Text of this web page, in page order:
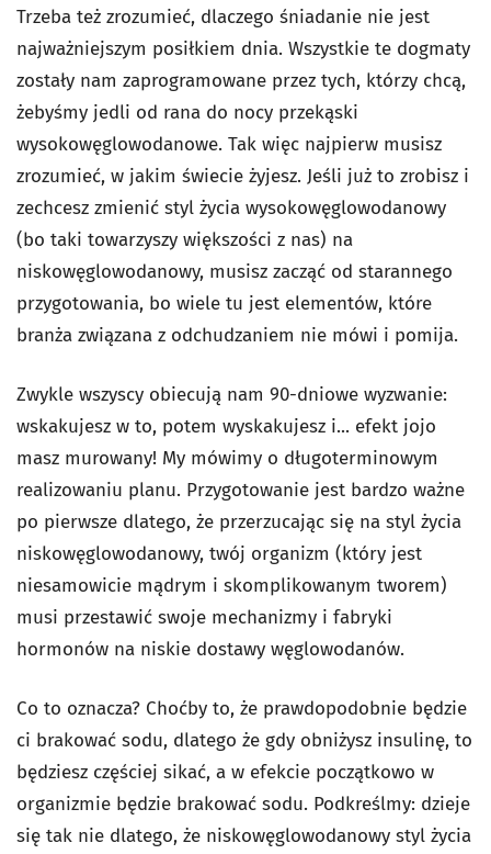
Trzeba też zrozumieć, dlaczego śniadanie nie jest
najważniejszym posiłkiem dnia. Wszystkie te dogmaty
zostały nam zaprogramowane przez tych, którzy chcą,
żebyśmy jedli od rana do nocy przekąski
wysokowęglowodanowe. Tak więc najpierw musisz
zrozumieć, w jakim świecie żyjesz. Jeśli już to zrobisz i
zechcesz zmienić styl życia wysokowęglowodanowy
(bo taki towarzyszy większości z nas) na
niskowęglowodanowy, musisz zacząć od starannego
przygotowania, bo wiele tu jest elementów, które
branża związana z odchudzaniem nie mówi i pomija.
Zwykle wszyscy obiecują nam 90-dniowe wyzwanie:
wskakujesz w to, potem wyskakujesz i... efekt jojo
masz murowany! My mówimy o długoterminowym
realizowaniu planu. Przygotowanie jest bardzo ważne
po pierwsze dlatego, że przerzucając się na styl życia
niskowęglowodanowy, twój organizm (który jest
niesamowicie mądrym i skomplikowanym tworem)
musi przestawić swoje mechanizmy i fabryki
hormonów na niskie dostawy węglowodanów.
Co to oznacza? Choćby to, że prawdopodobnie będzie
ci brakować sodu, dlatego że gdy obniżysz insulinę, to
będziesz częściej sikać, a w efekcie początkowo w
organizmie będzie brakować sodu. Podkreślmy: dzieje
się tak nie dlatego, że niskowęglowodanowy styl życia